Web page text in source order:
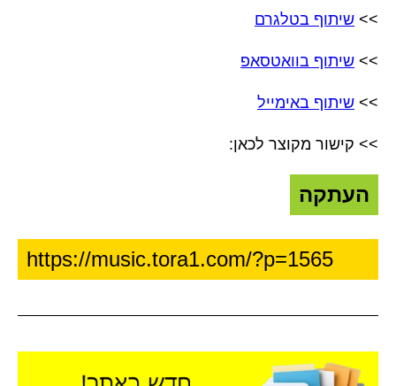
>> שיתוף בטלגרם
>> שיתוף בוואטסאפ
>> שיתוף באימייל
>> קישור מקוצר לכאן:
העתקה